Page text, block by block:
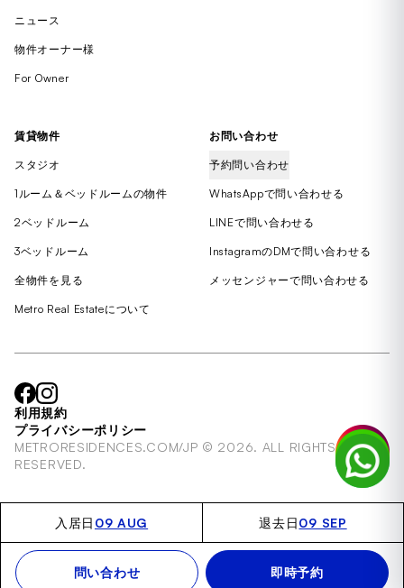
入居日 09 AUG 退去日09 SEP
問い合わせ 即時予約
ニュース
物件オーナー様
For Owner
賃貸物件
スタジオ
1ルーム＆ベッドルームの物件
2ベッドルーム
3ベッドルーム
全物件を見る
Metro Real Estateについて
お問い合わせ
予約問い合わせ
WhatsAppで問い合わせる
LINEで問い合わせる
InstagramのDMで問い合わせる
メッセンジャーで問い合わせる
利用規約
プライバシーポリシー
METRORESIDENCES.COM/JP © 2026. ALL RIGHTS
RESERVED.